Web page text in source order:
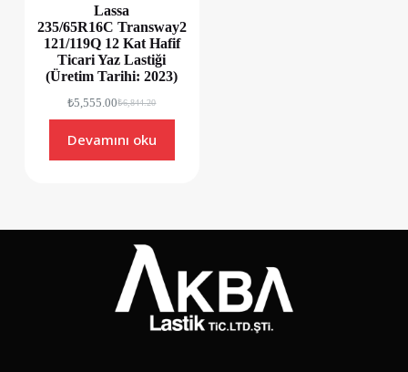
Lassa
235/65R16C Transway2
121/119Q 12 Kat Hafif
Ticari Yaz Lastiği
(Üretim Tarihi: 2023)
₺6,844.20
₺5,555.00
Devamını oku